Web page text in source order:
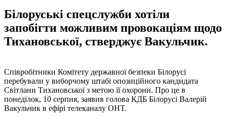
Білоруські спецслужби хотіли
запобігти можливим провокаціям щодо
Тихановської, стверджує Вакульчик.
Співробітники Комітету державної безпеки Білорусі
перебували у виборчому штабі опозиційного кандидата
Світлани Тихановської з метою її охорони. Про це в
понеділок, 10 серпня, заявив голова КДБ Білорусі Валерій
Вакульчик в ефірі телеканалу ОНТ.